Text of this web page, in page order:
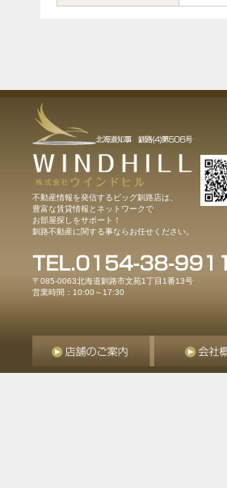
不動産情報を発信するビッグ釧路店は、
豊富な賃貸情報とネットワークで
お部屋探しをサポート！
釧路不動産に関する事ならお任せください。
〒085-0063北海道釧路市文苑1丁目1番13号
営業時間：10:00～17:30